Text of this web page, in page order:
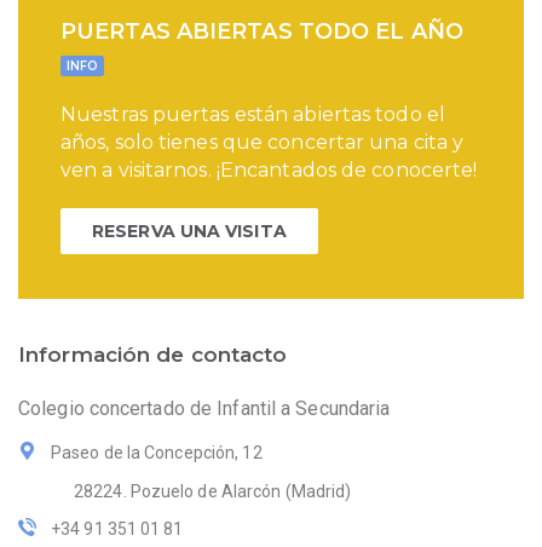
PUERTAS ABIERTAS TODO EL AÑO
INFO
Nuestras puertas están abiertas todo el
años, solo tienes que concertar una cita y
ven a visitarnos. ¡Encantados de conocerte!
RESERVA UNA VISITA
Información de contacto
Colegio concertado de Infantil a Secundaria
Paseo de la Concepción, 12
28224. Pozuelo de Alarcón (Madrid)
+34 91 351 01 81